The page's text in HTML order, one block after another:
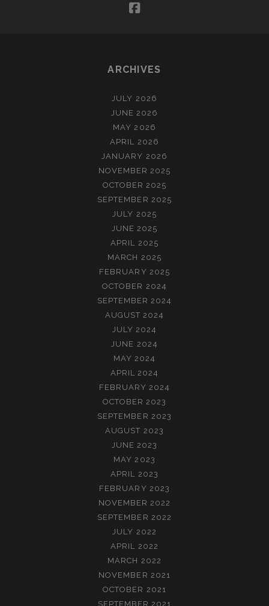
facebook
ARCHIVES
JULY 2026
JUNE 2026
MAY 2026
APRIL 2026
JANUARY 2026
NOVEMBER 2025
OCTOBER 2025
SEPTEMBER 2025
JULY 2025
JUNE 2025
APRIL 2025
MARCH 2025
FEBRUARY 2025
OCTOBER 2024
SEPTEMBER 2024
AUGUST 2024
JULY 2024
JUNE 2024
MAY 2024
APRIL 2024
FEBRUARY 2024
OCTOBER 2023
SEPTEMBER 2023
AUGUST 2023
JUNE 2023
MAY 2023
APRIL 2023
FEBRUARY 2023
NOVEMBER 2022
SEPTEMBER 2022
JULY 2022
APRIL 2022
MARCH 2022
NOVEMBER 2021
OCTOBER 2021
SEPTEMBER 2021